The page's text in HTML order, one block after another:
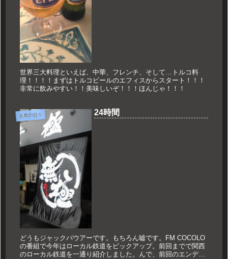
世界三大料理といえば、中華、フレンチ、そして…トルコ料
理！！！！まずはトルコビールのエフィスからスタート！！！
非常に飲みやすい！！美味しいぞ！！！ほんじゃ！！！
久世の日々 24時間
どうもジャックバウアーです。もちろん嘘です。FM COCOLO
の番組で今年はローカル鉄道をピックアップ。前回までで関西
のローカル鉄道を一通り紹介しました。んで、前回のエンディ